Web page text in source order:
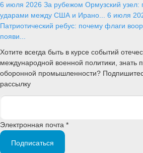
6 июля 2026 За рубежом Ормузский
ударами между США и Ирано... 6 июля
Патриотический ребус: почему флаги
появи...
Хотите всегда быть в курсе событий
международной военной политики, знать
оборонной промышленности?
рассылку
Электронная почта *
Подписаться